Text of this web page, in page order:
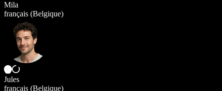
Mila
français (Belgique)
Jules
français (Belgique)